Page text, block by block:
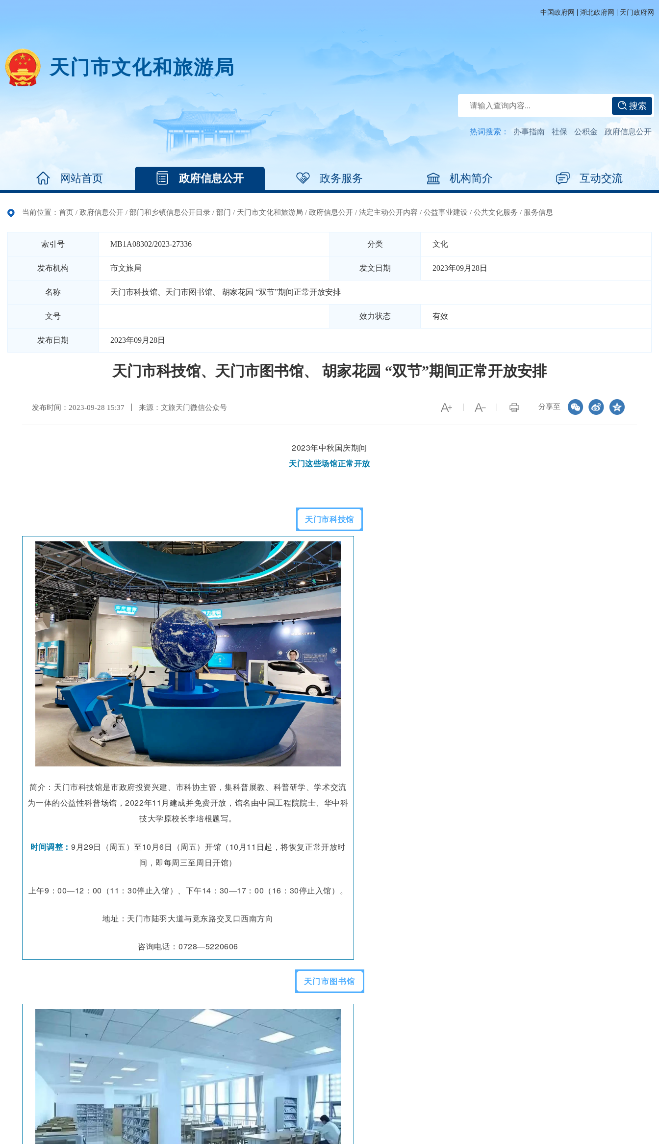
中国政府网 | 湖北政府网 | 天门政府网
天门市文化和旅游局
搜索
热词搜索： 办事指南 社保 公积金 政府信息公开
网站首页 政府信息公开 政务服务 机构简介 互动交流
当前位置： 首页 / 政府信息公开 / 部门和乡镇信息公开目录 / 部门 / 天门市文化和旅游局 / 政府信息公开 / 法定主动公开内容 / 公益事业建设 / 公共文化服务 / 服务信息
索引号 MB1A08302/2023-27336 分类 文化
发布机构 市文旅局 发文日期 2023年09月28日
名称 天门市科技馆、天门市图书馆、 胡家花园 “双节”期间正常开放安排
文号 效力状态 有效
发布日期 2023年09月28日
天门市科技馆、天门市图书馆、 胡家花园 “双节”期间正常开放安排
分享至
发布时间：2023-09-28 15:37 来源：文旅天门微信公众号
2023年中秋国庆期间
天门这些场馆正常开放
天门市科技馆
简介：天门市科技馆是市政府投资兴建、市科协主管，集科普展教、科普研学、学术交流
为一体的公益性科普场馆，2022年11月建成并免费开放，馆名由中国工程院院士、华中科
技大学原校长李培根题写。
时间调整： 9月29日（周五）至10月6日（周五）开馆（10月11日起，将恢复正常开放时
间，即每周三至周日开馆）
上午9：00—12：00（11：30停止入馆）、下午14：30—17：00（16：30停止入馆）。
地址： 天门市陆羽大道与竟东路交叉口西南方向
咨询电话： 0728—5220606
天门市图书馆